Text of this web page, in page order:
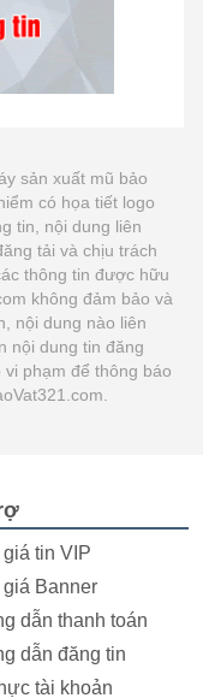
sản xuất mũ bảo
có họa tiết logo
tin, nội dung liên
tải và chịu trách
thông tin được hữu
không đảm bảo và
nội dung nào liên
nội dung tin đăng
phạm để thông báo
giá tin VIP
giá Banner
dẫn thanh toán
dẫn đăng tin
tài khoản